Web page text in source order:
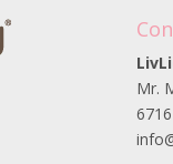
Mr.